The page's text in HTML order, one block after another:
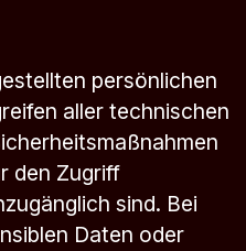
persönlichen
aller technischen
den Zugriff
sind. Bei
Daten oder